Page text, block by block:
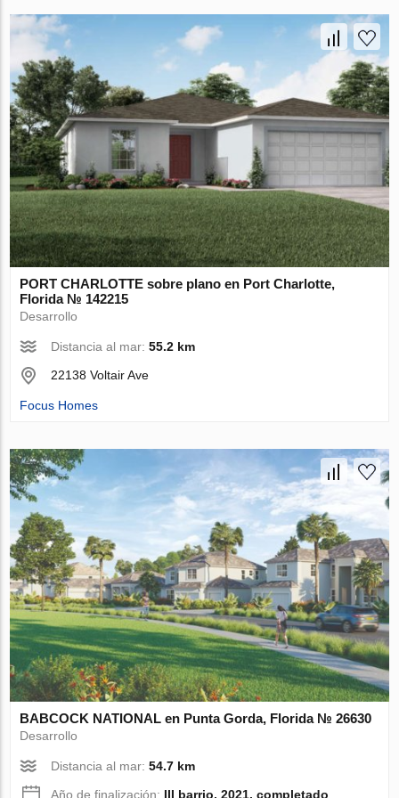
PORT CHARLOTTE sobre plano en Port Charlotte,
Florida № 142215
Desarrollo
Distancia al mar:55.2 km
22138 Voltair Ave
Focus Homes
BABCOCK NATIONAL en Punta Gorda, Florida № 26630
Desarrollo
Distancia al mar:54.7 km
Año de finalización: III barrio, 2021, completado